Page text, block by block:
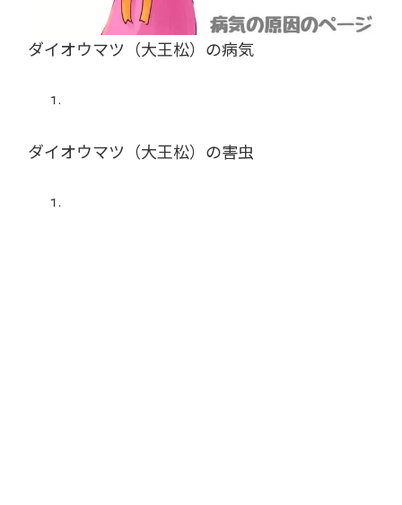
ダイオウマツ（大王松）の病気
ダイオウマツ（大王松）の害虫